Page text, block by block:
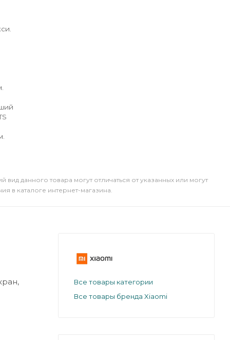
вид данного товара могут отличаться от указанных или могут
в каталоге интернет-магазина.
Все товары категории
Все товары бренда Xiaomi